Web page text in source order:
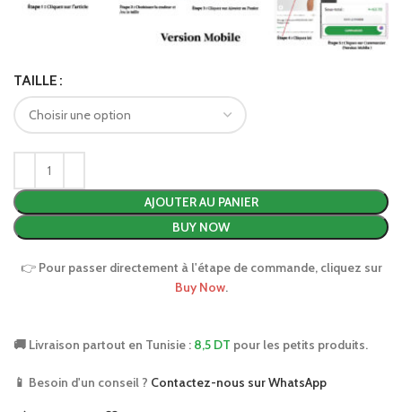
TAILLE
AJOUTER AU PANIER
BUY NOW
👉 Pour passer directement à l'étape de commande, cliquez sur
Buy Now.
🚚 Livraison partout en Tunisie : 8,5 DT pour les petits produits.
📱 Besoin d'un conseil ? Contactez-nous sur WhatsApp